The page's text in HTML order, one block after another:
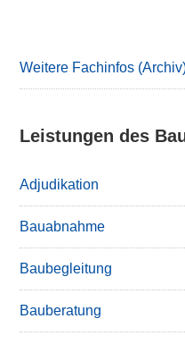
Weitere Fachinfos
Leistungen des
Adjudikation
Bauabnahme
Baubegleitung
Bauberatung